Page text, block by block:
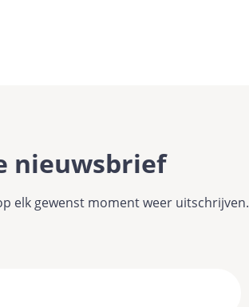
nieuwsbrief
elk gewenst moment weer uitschrijven.